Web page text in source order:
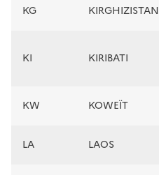
KG KIRGHIZISTAN
KI KIRIBATI
KW KOWEÏT
LA LAOS